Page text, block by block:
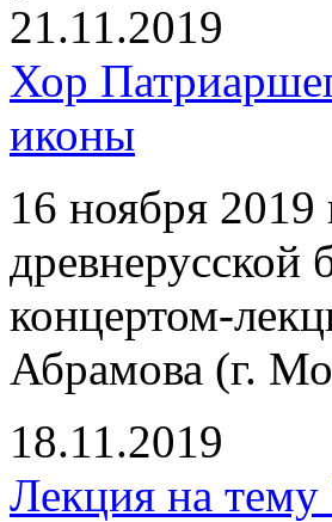
21.11.2019
Хор
иконы
16 ноября 2019
древнерусской
концертом-
Абрамова (г.
18.11.2019
Лекция на тему